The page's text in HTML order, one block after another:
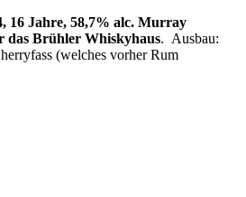
16 Jahre, 58,7% alc. Murray
das Brühler Whiskyhaus. Ausbau:
(welches vorher Rum